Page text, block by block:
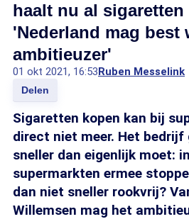
haalt nu al
'Nederland mag best
ambitieuzer'
01 okt 2021, 16:53Ruben Messelink
Delen
Sigaretten kopen kan bij
direct niet meer. Het bedrijf
sneller dan eigenlijk moet:
supermarkten ermee
dan niet sneller rookvrij?
Willemsen mag het